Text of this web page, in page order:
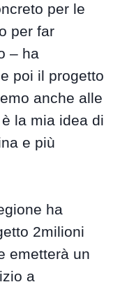
per le
per far
– ha
poi il progetto
anche alle
la mia idea di
e più
ha
2milioni
emetterà un
a